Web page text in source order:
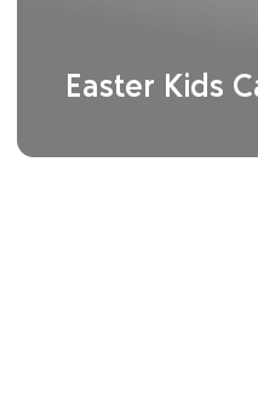
Easter Kids